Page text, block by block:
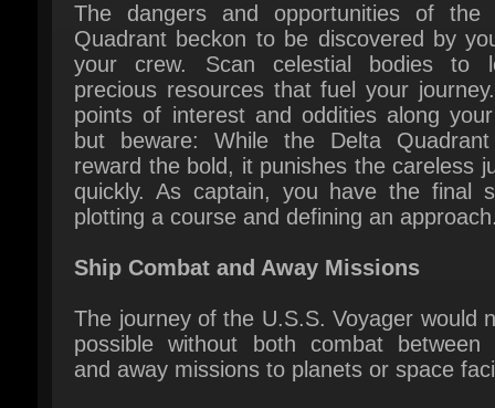
precious resources that fuel your journey.
points of interest and oddities along your
but beware: While the Delta Quadrant
reward the bold, it punishes the careless
quickly. As captain, you have the final
plotting a course and defining an approach.
Ship Combat and Away Missions
possible without both combat between
and away missions to planets or space
For away missions, put together a team
on the individual talents of your crew. A
with skills that complement each other